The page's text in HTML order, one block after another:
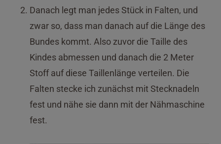
Danach legt man jedes Stück in Falten, und
zwar so, dass man danach auf die Länge des
Bundes kommt. Also zuvor die Taille des
Kindes abmessen und danach die 2 Meter
Stoff auf diese Taillenlänge verteilen. Die
Falten stecke ich zunächst mit Stecknadeln
fest und nähe sie dann mit der Nähmaschine
fest.